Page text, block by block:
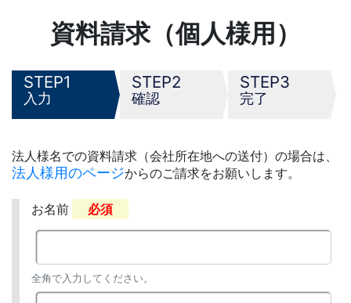
資料請求（個人様用）
1
入力
2
確認
3
完了
法人様名での資料請求（会社所在地への送付）の場合は、
法人様用のページからのご請求をお願いします。
お名前 必須
全角で入力してください。